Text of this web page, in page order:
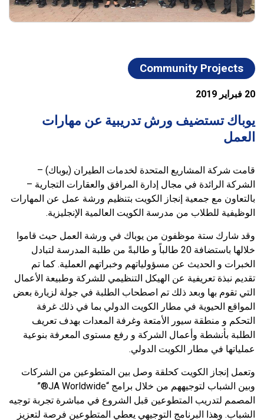
Community Projects
20 فبراير 2019
يوباك تستضيف ورش تدريبية عن مهارات
العمل
قامت شركة المشاريع المتحدة لخدمات الطيران (يوباك) –
الشركة الرائدة في مجال إدارة المرافق والعقارات التجارية –
بالتعاون مع جمعية إنجاز الكويت بتنظيم ورشة عمل عن المهارات
الوظيفية للطلاب من مدرسة الكويت العالمية الإنجليزية.
وقد شارك ستة موظفون من يوباك في ورشة العمل حيث قاموا
خلالها باستضافة 20 طالباً و طالبةً من طلبة المدرسة لتبادل
الخبرات و الحديث عن مسؤولياتهم وخبراتهم العملية. كما تم
تقديم نبذة تعريفية عن الهيكل التنظيمي للشركة وطبيعة الأعمال
التي تقوم بها وبعد ذلك تم اصطحاب الطلبة في جولة لزيارة بعض
المواقع الحيوية في مطار الكويت الدولي بما في ذلك غرفة
التحكم و منطقة سيور الأمتعة وغرفة المعدات بهدف تعريف
الطلبة بأنشطة وأعمال الشركة و رفع مستوى المعرفة بنوعية
عملياتها في مطار الكويت الدولي.
وتعمل إنجاز الكويت كحلقة وصل بين المتطوعين من الشركات
وبين الشباب لتوجيههم من خلال برامج “JA Worldwide®”
المصمم لتدريب المتطوعين قبل الشروع في مباشرة تجربة توجيه
الشباب. وهذا البرنامج التوجيهي يعطي المتطوعين فرصة لتعزيز